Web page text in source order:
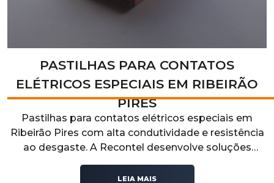
PASTILHAS PARA CONTATOS
ELÉTRICOS ESPECIAIS EM RIBEIRÃO
PIRES
Pastilhas para contatos elétricos especiais em
Ribeirão Pires com alta condutividade e resistência
ao desgaste. A Recontel desenvolve soluções
técnicas para aplicações industriais que exigem
desempenho elétrico, durabilidade e confiabilidade
LEIA MAIS